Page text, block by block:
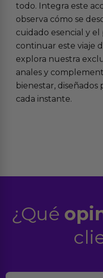
todo. Integra este
observa cómo se
cuidado esencial y el
continuar este viaje
explora nuestra
anales y
bienestar, diseñados
cada instante.
¿Qué